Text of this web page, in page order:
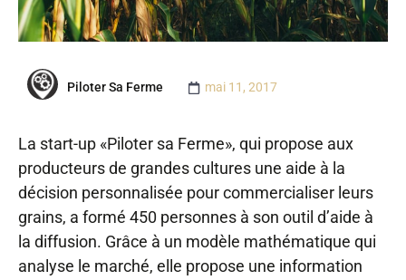
Piloter Sa Ferme mai 11, 2017
La start-up «Piloter sa Ferme», qui propose aux
producteurs de grandes cultures une aide à la
décision personnalisée pour commercialiser leurs
grains, a formé 450 personnes à son outil d’aide à
la diffusion. Grâce à un modèle mathématique qui
analyse le marché, elle propose une information